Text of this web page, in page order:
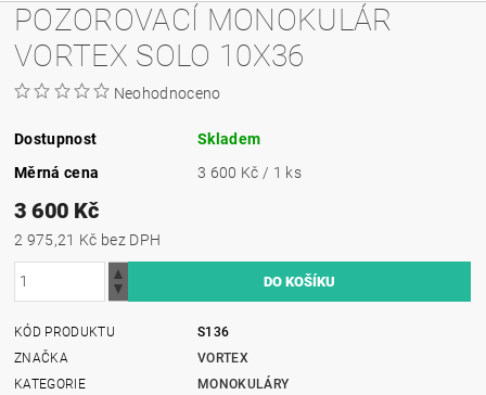
POZOROVACÍ MONOKULÁR
VORTEX SOLO 10X36
Neohodnoceno
Dostupnost
Skladem
Měrná cena
3 600 Kč / 1 ks
3 600 Kč
2 975,21 Kč bez DPH
KÓD PRODUKTU
S136
ZNAČKA
VORTEX
KATEGORIE
MONOKULÁRY